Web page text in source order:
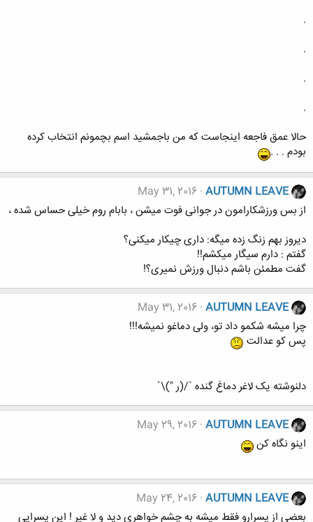
.
.
.
.
حالا عمق فاجعه اینجاست که من باجمشید اسم بچمونم انتخاب کرده
بودم . . .
AUTUMN LEAVE
May 31, 2016
از بس ورزشکارامون در جوانی فوت میشن ، بابام روم خیلی حساس شده ،
دیروز بهم زنگ زده میگه: داری چیکار میکنی؟
گفتم : دارم سیگار میکشم!!
گفت مطمئن باشم دنبال ورزش نمیری؟!
AUTUMN LEAVE
May 31, 2016
چرا میشه شکمو داد تو، ولی دماغو نمیشه!!!
پس کو عدالت
دلنوشته یک لاغر دماغ گنده `/(ر ")\`
AUTUMN LEAVE
May 29, 2016
اینو نگاه کن
AUTUMN LEAVE
May 24, 2016
بعضی از پسرارو فقط میشه به چشم خواهری دید و لا غیر ! ﺍﯾﻦ ﭘﺴﺮﺍﯾﯽ